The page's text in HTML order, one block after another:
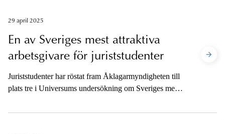
29 april 2025
En av Sveriges mest attraktiva
arbetsgivare för juriststudenter
Juriststudenter har röstat fram Åklagarmyndigheten till
plats tre i Universums undersökning om Sveriges mest